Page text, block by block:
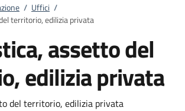
/ Uffici /
territorio, edilizia privata
assetto del
edilizia privata
del territorio, edilizia privata